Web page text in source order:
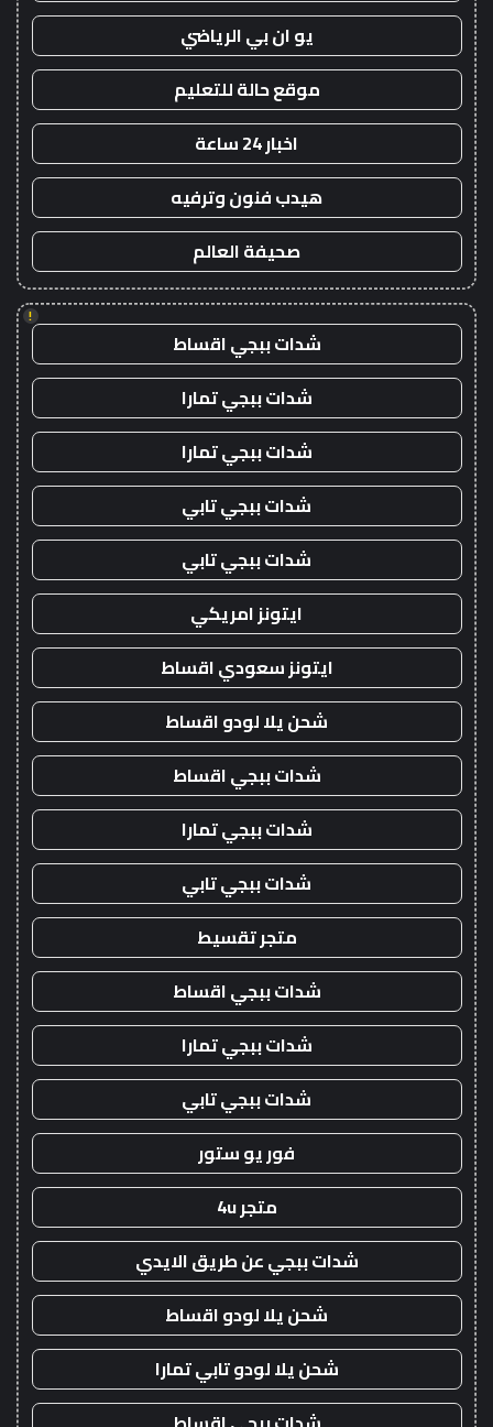
يو ان بي الرياضي
موقع حالة للتعليم
اخبار 24 ساعة
هيدب فنون وترفيه
صحيفة العالم
!
شدات ببجي اقساط
شدات ببجي تمارا
شدات ببجي تمارا
شدات ببجي تابي
شدات ببجي تابي
ايتونز امريكي
ايتونز سعودي اقساط
شحن يلا لودو اقساط
شدات ببجي اقساط
شدات ببجي تمارا
شدات ببجي تابي
متجر تقسيط
شدات ببجي اقساط
شدات ببجي تمارا
شدات ببجي تابي
فور يو ستور
متجر 4u
شدات ببجي عن طريق الايدي
شحن يلا لودو اقساط
شحن يلا لودو تابي تمارا